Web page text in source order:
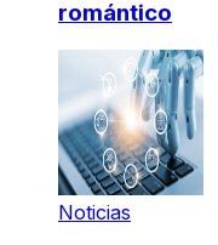
romántico
Noticias